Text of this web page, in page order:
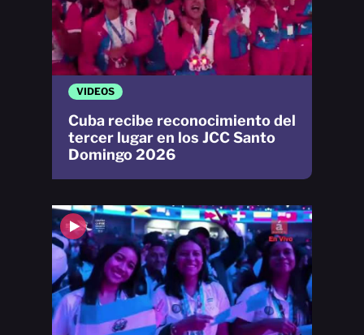
VIDEOS
Cuba recibe reconocimiento del
tercer lugar en los JCC Santo
Domingo 2026